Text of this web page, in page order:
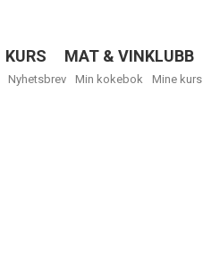
KURS MAT & VINKLUBB
Nyhetsbrev Min kokebok Mine kurs